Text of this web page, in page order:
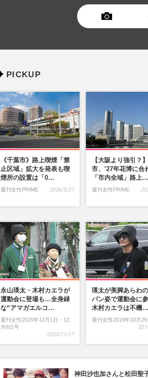
PICKUP
《千葉市》路上喫煙「禁
止区域」拡大を発表も喫
煙所の設置は「0…
週刊女性PRIME 2026/5/27
【大阪より強引？
市、’27年花博に合
「市内全域」路上…
週刊女性PRIME
永山瑛太・木村カエラが
運動会に登場も…全身緑
な“アマガエルコ…
週刊女性2020年12月1日・12
月8日号
2020/11/17
瑛太が美脚あらわ
パン姿で運動会に
木村カエラは不機…
週刊女性2019年10月
神田沙也加さんと松田聖